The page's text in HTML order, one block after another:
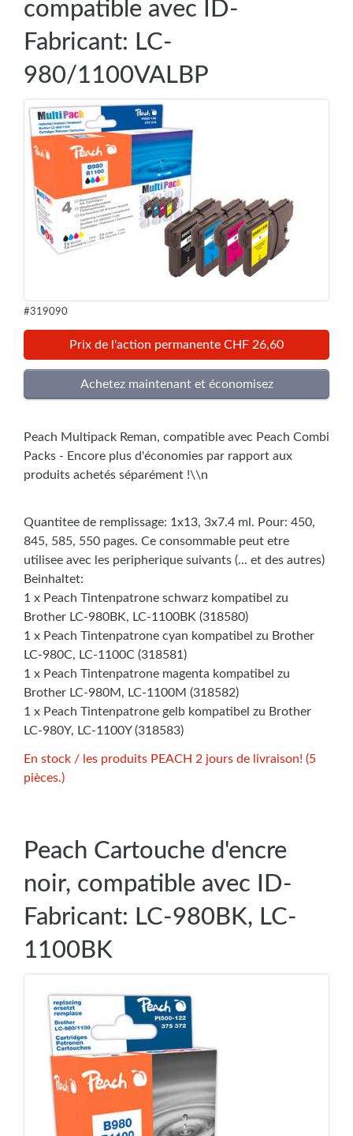
compatible avec ID-
Fabricant: LC-
980/1100VALBP
#319090
Prix de l'action permanente CHF 26,60
Peach Multipack Reman, compatible avec Peach Combi
Packs - Encore plus d'économies par rapport aux
produits achetés séparément !\\n
Quantitee de remplissage: 1x13, 3x7.4 ml. Pour: 450,
845, 585, 550 pages. Ce consommable peut etre
utilisee avec les peripherique suivants (... et des autres)
Beinhaltet:
1 x Peach Tintenpatrone schwarz kompatibel zu
Brother LC-980BK, LC-1100BK (318580)
1 x Peach Tintenpatrone cyan kompatibel zu Brother
LC-980C, LC-1100C (318581)
1 x Peach Tintenpatrone magenta kompatibel zu
Brother LC-980M, LC-1100M (318582)
1 x Peach Tintenpatrone gelb kompatibel zu Brother
LC-980Y, LC-1100Y (318583)
En stock / les produits PEACH 2 jours de livraison! (5
pièces.)
Peach Cartouche d'encre
noir, compatible avec ID-
Fabricant: LC-980BK, LC-
1100BK